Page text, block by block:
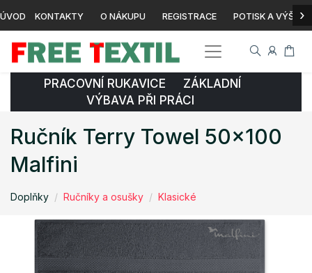
ÚVOD KONTAKTY O NÁKUPU REGISTRACE POTISK A ›
PRACOVNÍ RUKAVICE ZÁKLADNÍ
VÝBAVA PŘI PRÁCI
Ručník Terry Towel 50x100
Malfini
Doplňky Ručníky a osušky Klasické